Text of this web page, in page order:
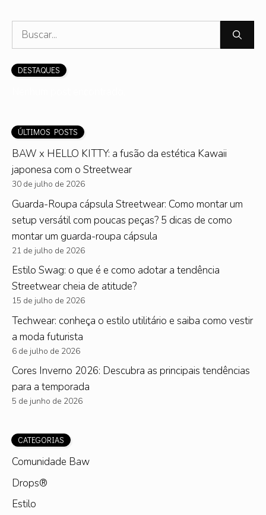
Pesquisar
DESTAQUES
ÚLTIMOS POSTS
BAW x HELLO KITTY: a fusão da estética Kawaii
japonesa com o Streetwear
30 de julho de 2026
Guarda-Roupa cápsula Streetwear: Como montar um
setup versátil com poucas peças? 5 dicas de como
montar um guarda-roupa cápsula
21 de julho de 2026
Estilo Swag: o que é e como adotar a tendência
Streetwear cheia de atitude?
15 de julho de 2026
Techwear: conheça o estilo utilitário e saiba como vestir
a moda futurista
6 de julho de 2026
Cores Inverno 2026: Descubra as principais tendências
para a temporada
5 de junho de 2026
CATEGORIAS
Comunidade Baw
Drops®
Estilo